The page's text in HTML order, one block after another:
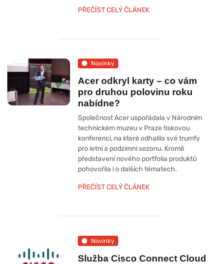
PŘEČÍST CELÝ ČLÁNEK
Novinky
Acer odkryl karty – co vám
pro druhou polovinu roku
nabídne?
Společnost Acer uspořádala v Národním
technickém muzeu v Praze tiskovou
konferenci, na které odhalila své trumfy
pro letní a podzimní sezonu. Kromě
představení nového portfolia produktů
pohovořila i o dalších tématech.
PŘEČÍST CELÝ ČLÁNEK
Novinky
Služba Cisco Connect Cloud